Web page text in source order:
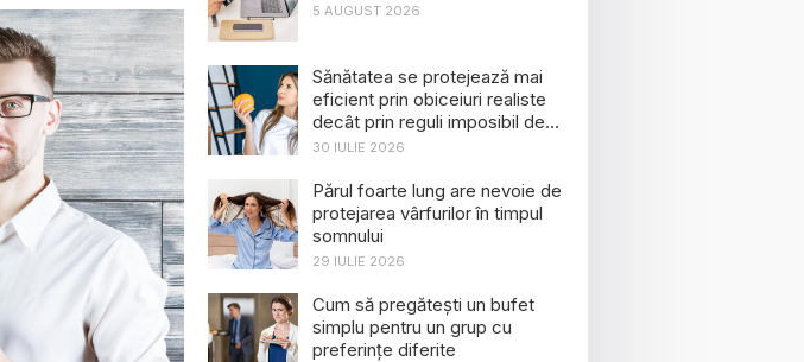
5 AUGUST 2026
Sănătatea se protejează mai
eficient prin obiceiuri realiste
decât prin reguli imposibil de
menținut
30 IULIE 2026
Părul foarte lung are nevoie de
protejarea vârfurilor în timpul
somnului
29 IULIE 2026
Cum să pregătești un bufet
simplu pentru un grup cu
preferințe diferite